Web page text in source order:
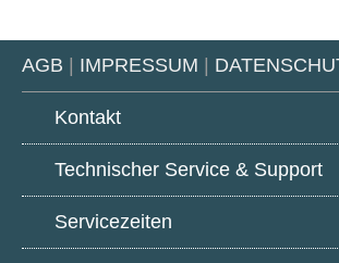
AGB IMPRESSUM
Kontakt
Technischer Service & Support
Servicezeiten